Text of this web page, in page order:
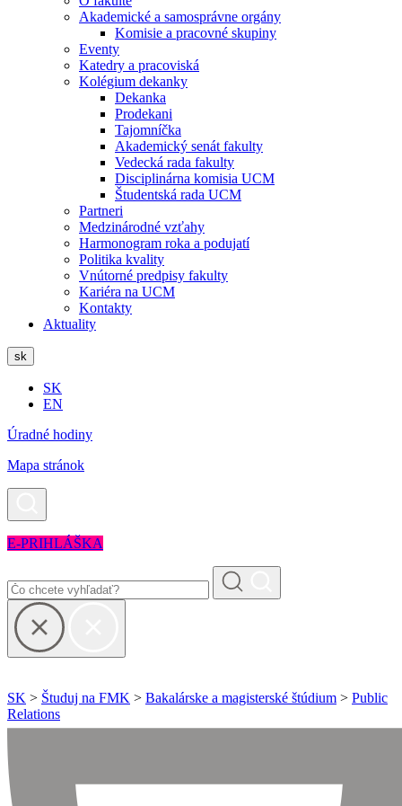
Akademické a samosprávne orgány
Komisie a pracovné skupiny
Eventy
Katedry a pracoviská
Kolégium dekanky
Dekanka
Prodekani
Tajomníčka
Akademický senát fakulty
Vedecká rada fakulty
Disciplinárna komisia UCM
Študentská rada UCM
Partneri
Medzinárodné vzťahy
Harmonogram roka a podujatí
Politika kvality
Vnútorné predpisy fakulty
Kariéra na UCM
Kontakty
Aktuality
sk
SK
EN
Úradné hodiny
Mapa stránok
E-PRIHLÁŠKA
SK > Študuj na FMK > Bakalárske a magisterské štúdium > Public
Relations